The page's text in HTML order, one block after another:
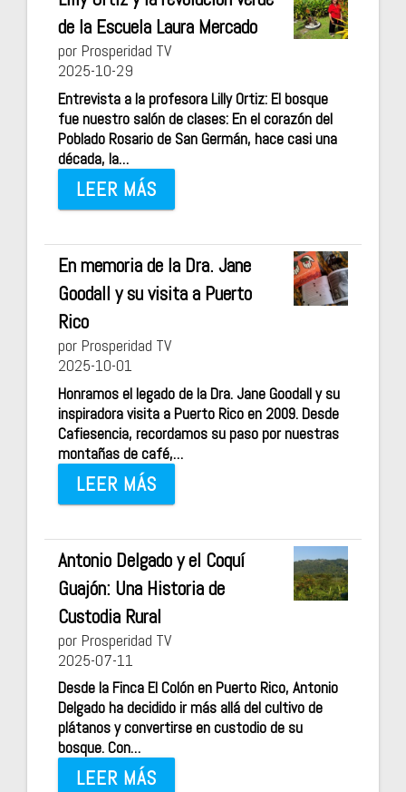
de la Escuela Laura Mercado
por Prosperidad TV
2025-10-29
Entrevista a la profesora Lilly Ortiz: El bosque
fue nuestro salón de clases: En el corazón del
Poblado Rosario de San Germán, hace casi una
década, la…
LEER MÁS
En memoria de la Dra. Jane
Goodall y su visita a Puerto
Rico
por Prosperidad TV
2025-10-01
Honramos el legado de la Dra. Jane Goodall y su
inspiradora visita a Puerto Rico en 2009. Desde
Cafiesencia, recordamos su paso por nuestras
montañas de café,…
LEER MÁS
Antonio Delgado y el Coquí
Guajón: Una Historia de
Custodia Rural
por Prosperidad TV
2025-07-11
Desde la Finca El Colón en Puerto Rico, Antonio
Delgado ha decidido ir más allá del cultivo de
plátanos y convertirse en custodio de su
bosque. Con…
LEER MÁS